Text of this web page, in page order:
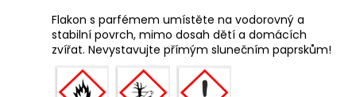
Flakon s parfémem umístěte na vodorovný a
stabilní povrch, mimo dosah dětí a domácích
zvířat. Nevystavujte přímým slunečním paprskům!